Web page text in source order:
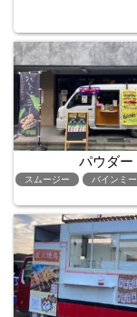
パウダー
スムージー バインミー